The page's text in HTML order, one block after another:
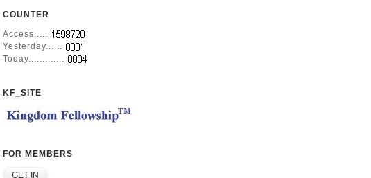
COUNTER
Access.....
Yesterday......
Today.............
KF_SITE
FOR MEMBERS